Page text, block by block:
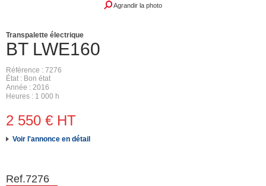
Agrandir la photo
BT LWE160
Transpalette électrique
Référence
7276
État
Bon état
Année
2016
Heures
1 000 h
2 550 € HT
Voir l'annonce en détail
Ref.7276